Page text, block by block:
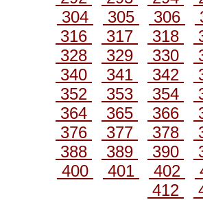
304
305 306
316
317 318
328
329 330
340
341 342
352
353 354
364
365 366
376
377 378
388
389 390
400
401 402
412